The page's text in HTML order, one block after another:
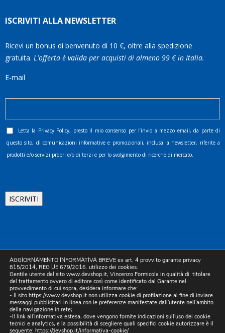
ISCRIVITI ALLA NEWSLETTER
Ricevi un bonus di benvenuto di 10 €, oltre alla spedizione
gratuita. L'offerta è valida per acquisti di almeno 99 € in Italia.
E-mail
Letta la Privacy Policy, presto il mio consenso per l’invio a mezzo email, da parte di
questo sito, di comunicazioni informative e promozionali, inclusa la newsletter, riferite a
prodotti e/o servizi propri e/o di terzi e per lo svolgimento di ricerche di mercato.
80055 Portici (NA). pec: devinternational@pec.it P.IVA
05754741212 | REA NA-773826 | Capitale sociale 10.000 euro i.v.
| Developed by Digital & Viral
AGGIORNAMENTO INFORMATIVA BREVE ex art. 4 provv.to garante privacy
815/2014, REG UE 679/2016. utilizzo dei cookies.
Gentile utente del sito www.devshop.it, Vincenzo Formicola in qualità di titolare
del trattamento ovvero di editore così come identificato dal Garante nel
provvedimento di cui sopra, desidera informare che:
- Il sito https://www.devshop.it non utilizza cookie di profilazione al fine di inviare
messaggi pubblicitari in linea con le preferenze manifestate dall'utente nell'ambito
della navigazione in rete;
-Il link all'informativa estesa, dove vengono fornite indicazioni sull'uso dei cookie
tecnici e analytics, e la possibilità di scegliere quali specifici cookie autorizzare è il
seguente: https://devshop.it/informativa-cookie/